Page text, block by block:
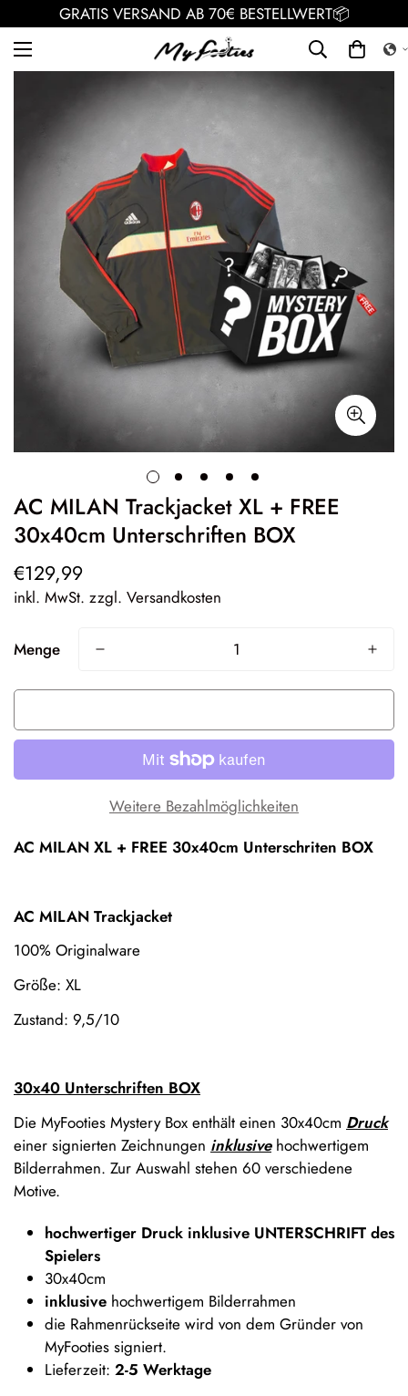
GRATIS VERSAND AB 70€ BESTELLWERT📦
AC MILAN Trackjacket XL + FREE
30x40cm Unterschriften BOX
Regulärer
Preis
€129,99
inkl. MwSt. zzgl. Versandkosten
Menge
Weitere Bezahlmöglichkeiten
AC MILAN XL + FREE 30x40cm Unterschriten BOX
AC MILAN Trackjacket
100% Originalware
Größe: XL
Zustand: 9,5/10
30x40 Unterschriften BOX
Die MyFooties Mystery Box enthält einen 30x40cm Druck
einer signierten Zeichnungen inklusivehochwertigem
Bilderrahmen. Zur Auswahl stehen 60 verschiedene
Motive.
hochwertiger Druck inklusive UNTERSCHRIFT des
Spielers
30x40cm
inklusive hochwertigem Bilderrahmen
die Rahmenrückseite wird von dem Gründer von
MyFooties signiert.
Lieferzeit: 2-5 Werktage
Confirm your age
Are you 18 years old or older?